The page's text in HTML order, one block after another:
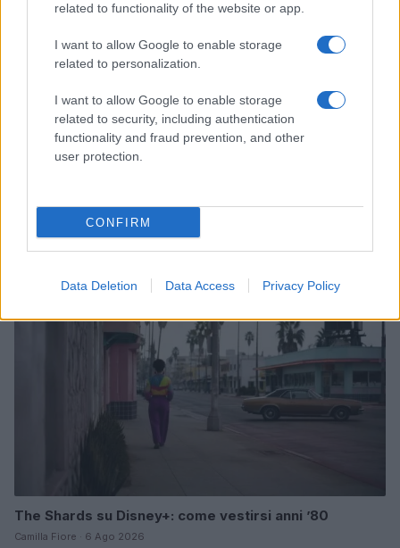
related to functionality of the website or app.
I want to allow Google to enable storage
related to personalization.
I want to allow Google to enable storage
related to security, including authentication
functionality and fraud prevention, and other
user protection.
CONFIRM
Data Deletion Data Access Privacy Policy
paesaggi vulcanici
Cristian Castiglioni · 6 Ago 2026
The Shards su Disney+: come vestirsi anni ’80
Camilla Fiore · 6 Ago 2026